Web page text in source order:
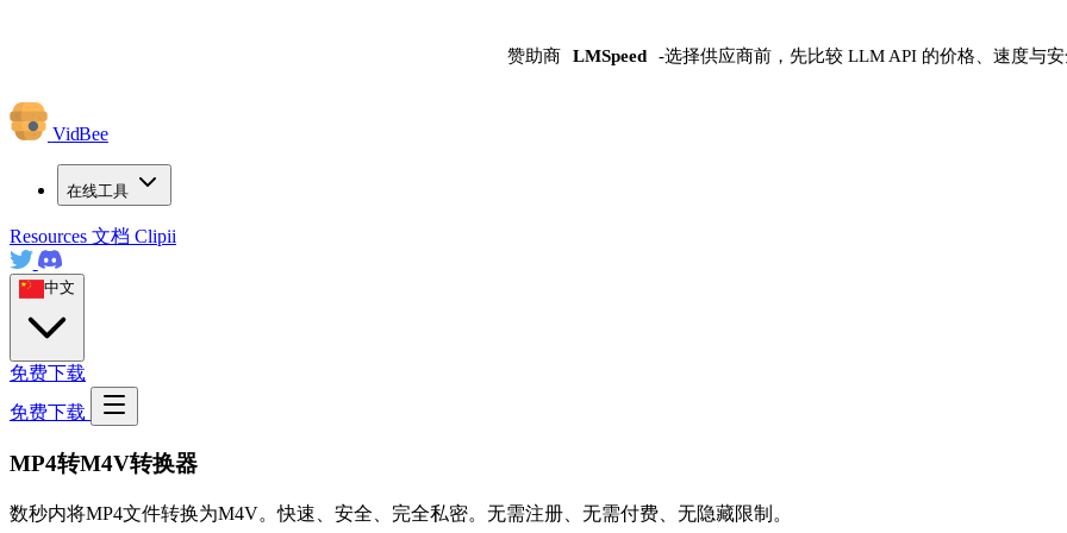
赞助商 LMSpeed -选择供应商前，先比较 LLM API 的价格、速度与
VidBee
在线工具
Resources 文档 Clipii
中文
免费下载
免费下载
MP4转M4V转换器
数秒内将MP4文件转换为M4V。快速、安全、完全私密。无需注册、无需付费、无隐藏限制。